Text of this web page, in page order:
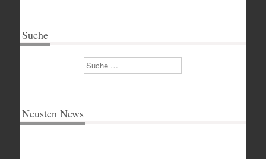
Suche
Suchen
Neusten News